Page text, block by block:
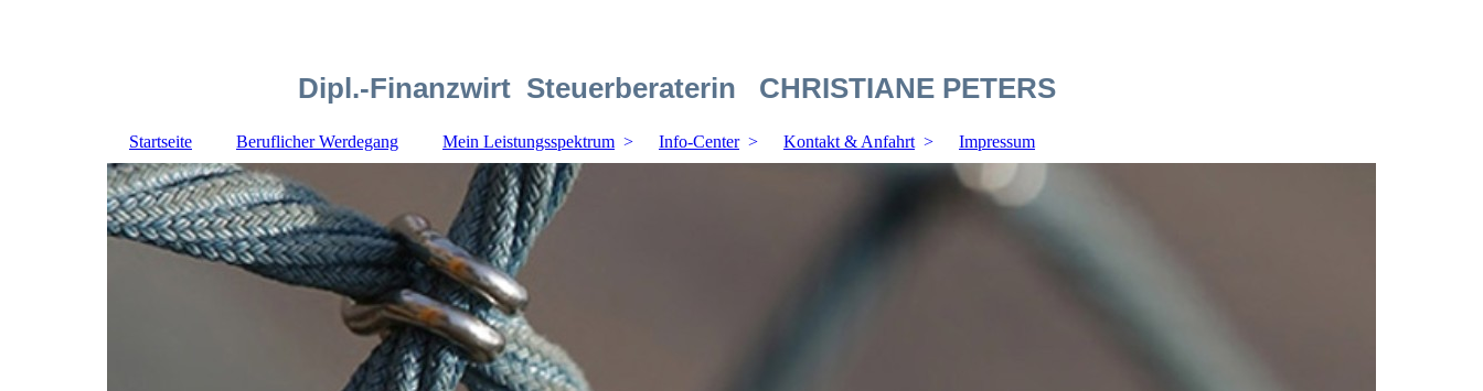
Dipl.-Finanzwirt Steuerberaterin CHRISTIANE PETERS
Startseite Beruflicher Werdegang Mein Leistungsspektrum Info-Center Kontakt & Anfahrt Impressum